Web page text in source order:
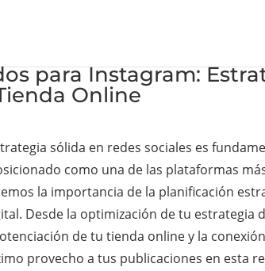
para Instagram:
Online
sólida en redes sociales es
como una de las plataformas
la importancia de la planificación
Desde la optimización de tu estrategia
de tu tienda online y la
provecho a tus publicaciones en esta